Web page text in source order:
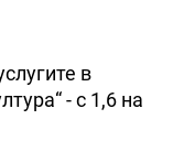
в
- с 1,6 на